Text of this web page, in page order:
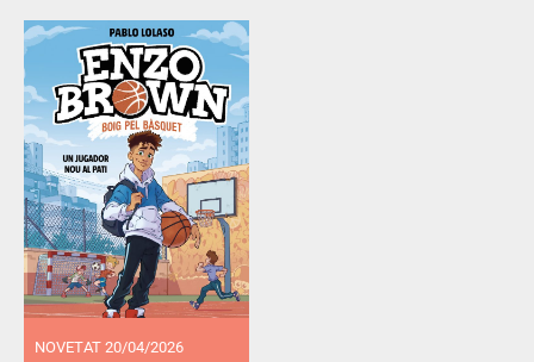
NOVETAT 20/04/2026